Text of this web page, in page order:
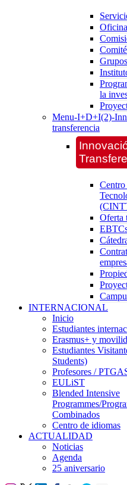
la
Menu-I+D+I(2)-
transferencia
Centro
Oferta
INTERNACIONAL
Inicio
Estudiantes
Erasmus+ y
Estudiantes
Students)
Profesores /
EULiST
Blended Intensive
Programmes/
Combinados
Centro de idiomas
ACTUALIDAD
Noticias
Agenda
25 aniversario